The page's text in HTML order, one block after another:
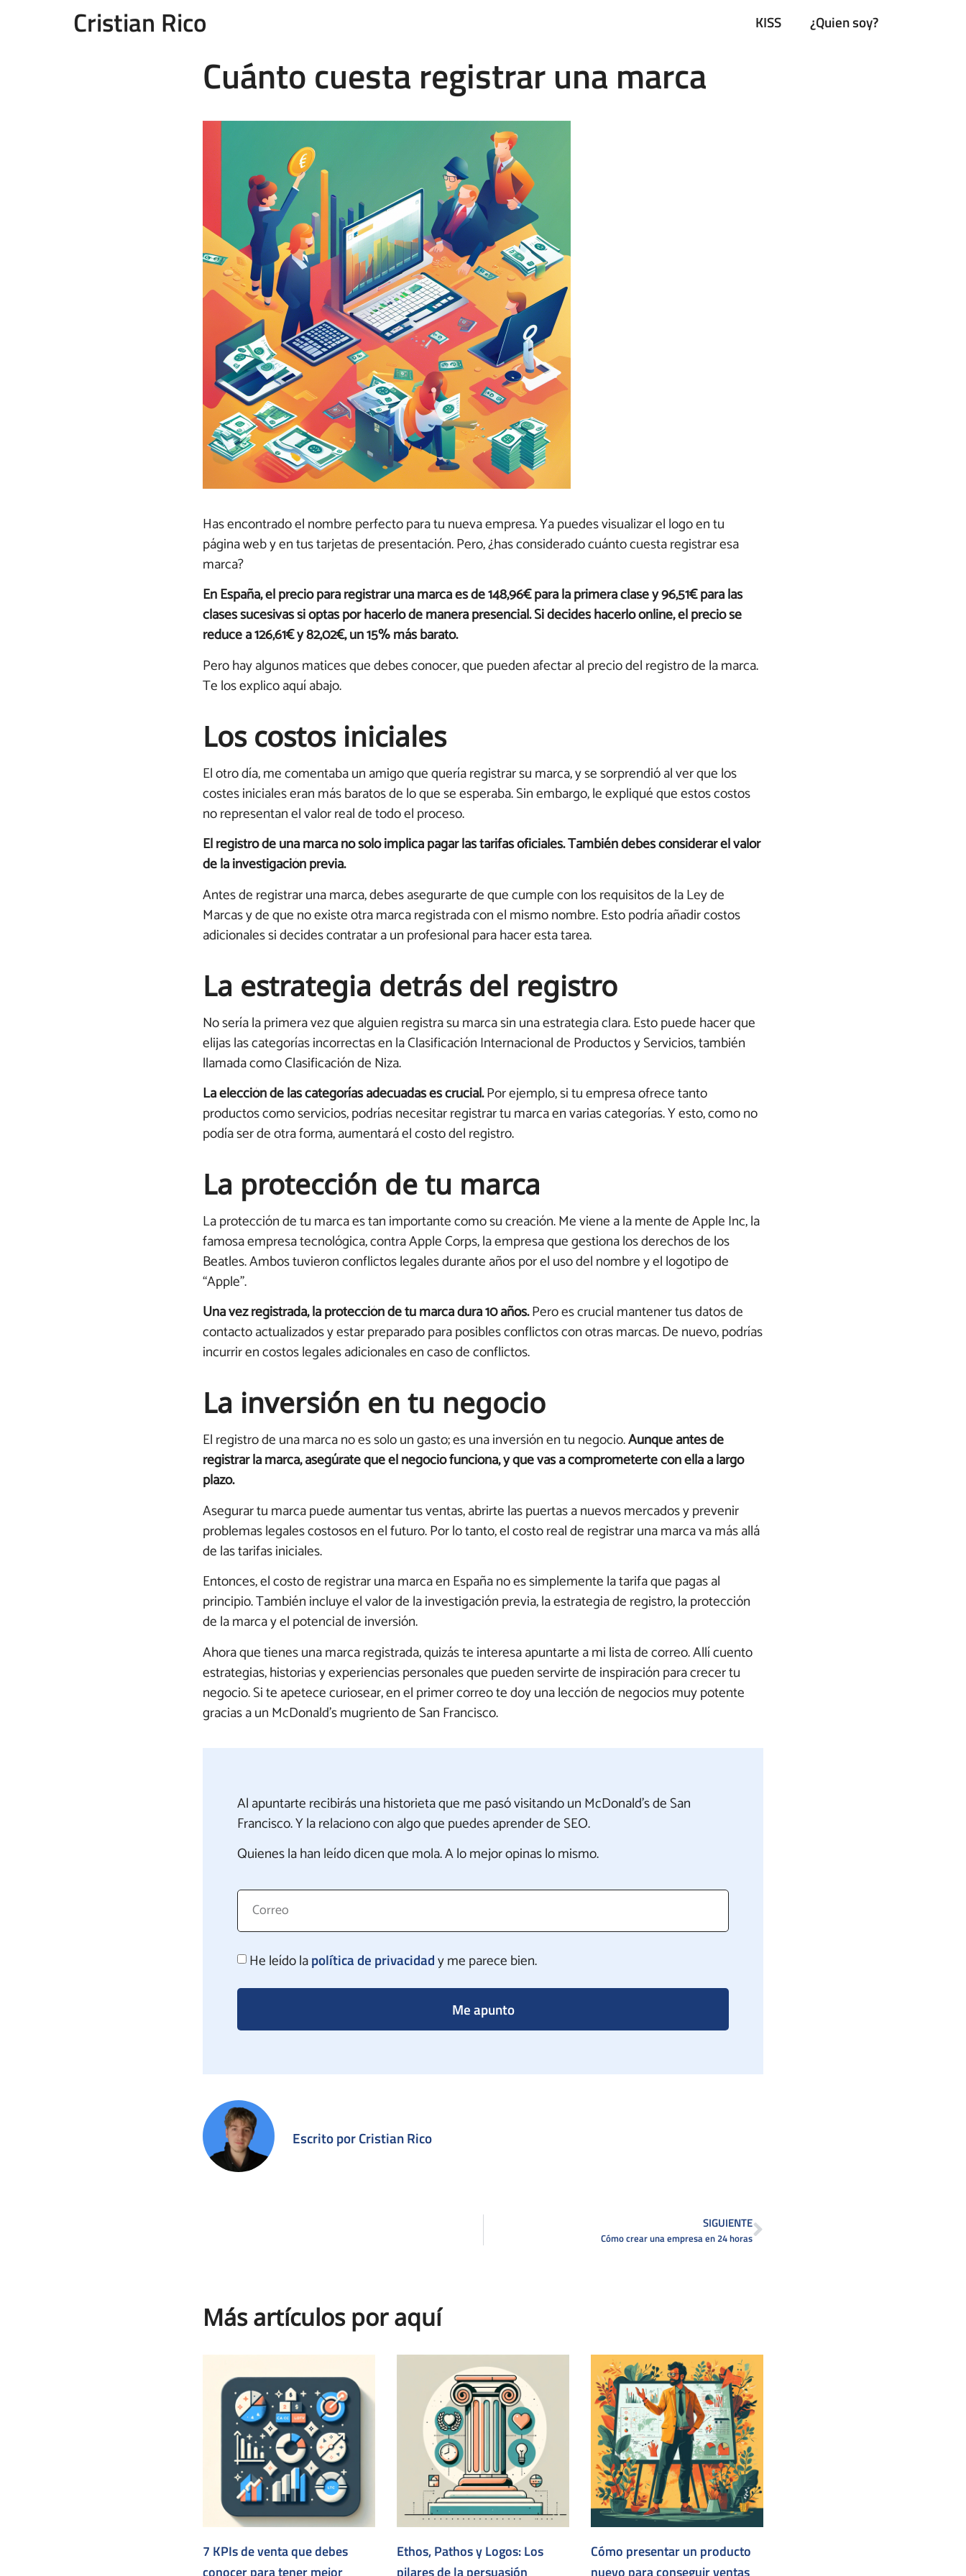
Cristian Rico KISS ¿Quien soy?
Cuánto cuesta registrar una marca
Has encontrado el nombre perfecto para tu nueva empresa. Ya puedes visualizar el logo en tu
página web y en tus tarjetas de presentación. Pero, ¿has considerado cuánto cuesta registrar esa
marca?
En España, el precio para registrar una marca es de 148,96€ para la primera clase y 96,51€ para las
clases sucesivas si optas por hacerlo de manera presencial. Si decides hacerlo online, el precio se
reduce a 126,61€ y 82,02€, un 15% más barato.
Pero hay algunos matices que debes conocer, que pueden afectar al precio del registro de la marca.
Te los explico aquí abajo.
Los costos iniciales
El otro día, me comentaba un amigo que quería registrar su marca, y se sorprendió al ver que los
costes iniciales eran más baratos de lo que se esperaba. Sin embargo, le expliqué que estos costos
no representan el valor real de todo el proceso.
El registro de una marca no solo implica pagar las tarifas oficiales. También debes considerar el valor
de la investigación previa.
Antes de registrar una marca, debes asegurarte de que cumple con los requisitos de la Ley de
Marcas y de que no existe otra marca registrada con el mismo nombre. Esto podría añadir costos
adicionales si decides contratar a un profesional para hacer esta tarea.
La estrategia detrás del registro
No sería la primera vez que alguien registra su marca sin una estrategia clara. Esto puede hacer que
elijas las categorías incorrectas en la Clasificación Internacional de Productos y Servicios, también
llamada como Clasificación de Niza.
La elección de las categorías adecuadas es crucial.Por ejemplo, si tu empresa ofrece tanto
productos como servicios, podrías necesitar registrar tu marca en varias categorías. Y esto, como no
podía ser de otra forma, aumentará el costo del registro.
La protección de tu marca
La protección de tu marca es tan importante como su creación. Me viene a la mente de Apple Inc, la
famosa empresa tecnológica, contra Apple Corps, la empresa que gestiona los derechos de los
Beatles. Ambos tuvieron conflictos legales durante años por el uso del nombre y el logotipo de
“Apple”.
Una vez registrada, la protección de tu marca dura 10 años.Pero es crucial mantener tus datos de
contacto actualizados y estar preparado para posibles conflictos con otras marcas. De nuevo, podrías
incurrir en costos legales adicionales en caso de conflictos.
La inversión en tu negocio
El registro de una marca no es solo un gasto; es una inversión en tu negocio.Aunque antes de
registrar la marca, asegúrate que el negocio funciona, y que vas a comprometerte con ella a largo
plazo.
Asegurar tu marca puede aumentar tus ventas, abrirte las puertas a nuevos mercados y prevenir
problemas legales costosos en el futuro. Por lo tanto, el costo real de registrar una marca va más allá
de las tarifas iniciales.
Entonces, el costo de registrar una marca en España no es simplemente la tarifa que pagas al
principio. También incluye el valor de la investigación previa, la estrategia de registro, la protección
de la marca y el potencial de inversión.
Ahora que tienes una marca registrada, quizás te interesa apuntarte a mi lista de correo. Allí cuento
estrategias, historias y experiencias personales que pueden servirte de inspiración para crecer tu
negocio. Si te apetece curiosear, en el primer correo te doy una lección de negocios muy potente
gracias a un McDonald’s mugriento de San Francisco.
Al apuntarte recibirás una historieta que me pasó visitando un McDonald’s de San
Francisco. Y la relaciono con algo que puedes aprender de SEO.
Quienes la han leído dicen que mola. A lo mejor opinas lo mismo.
He leído lapolítica de privacidady me parece bien.
Me apunto
Escrito por Cristian Rico
SIGUIENTE
Cómo crear una empresa en 24 horas
Más artículos por aquí
7 KPIs de venta que debes
Ethos, Pathos y Logos: Los
Cómo presentar un producto